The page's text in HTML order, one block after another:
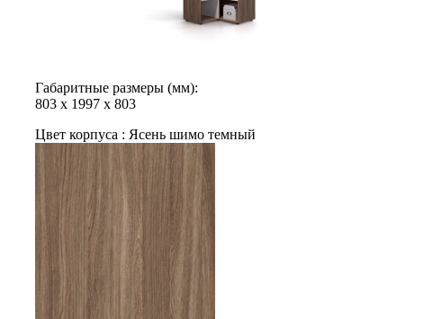
Габаритные размеры (мм):
803 х 1997 х 803
Цвет корпуса : Ясень шимо темный